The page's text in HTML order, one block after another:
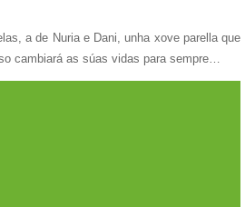
a de Nuria e Dani, unha xove parella que
cambiará as súas vidas para sempre…